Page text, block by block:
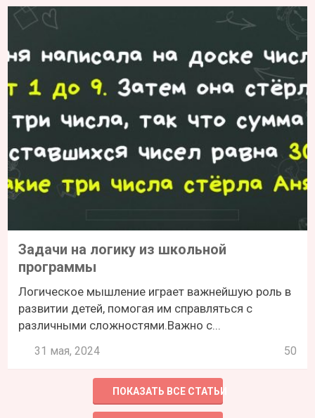
Задачи на логику из школьной
программы
Логическое мышление играет важнейшую роль в
развитии детей, помогая им справляться с
различными сложностями.Важно с...
31 мая, 2024 50
ПОКАЗАТЬ ВСЕ СТАТЬИ